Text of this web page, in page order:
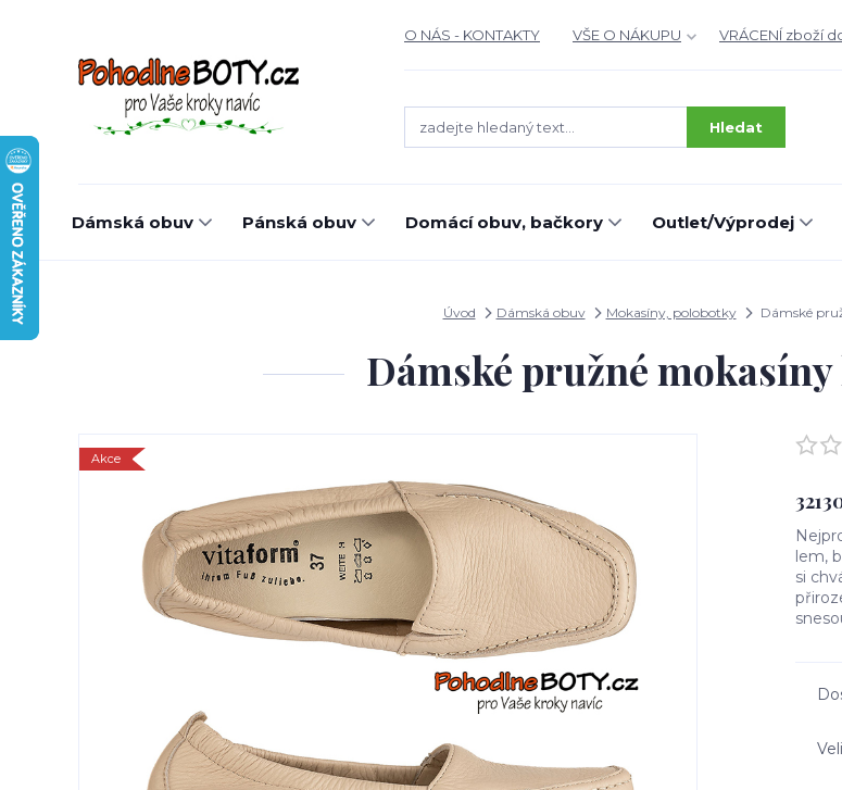
O NÁS - KONTAKTY VŠE O NÁKUPU VRÁCENÍ zboží
Hledat
Dámská obuv Pánská obuv Domácí obuv, bačkory Outlet/Výprodej
Úvod Dámská obuv Mokasíny, polobotky Dámské
Dámské pružné
Akce
lem,
si